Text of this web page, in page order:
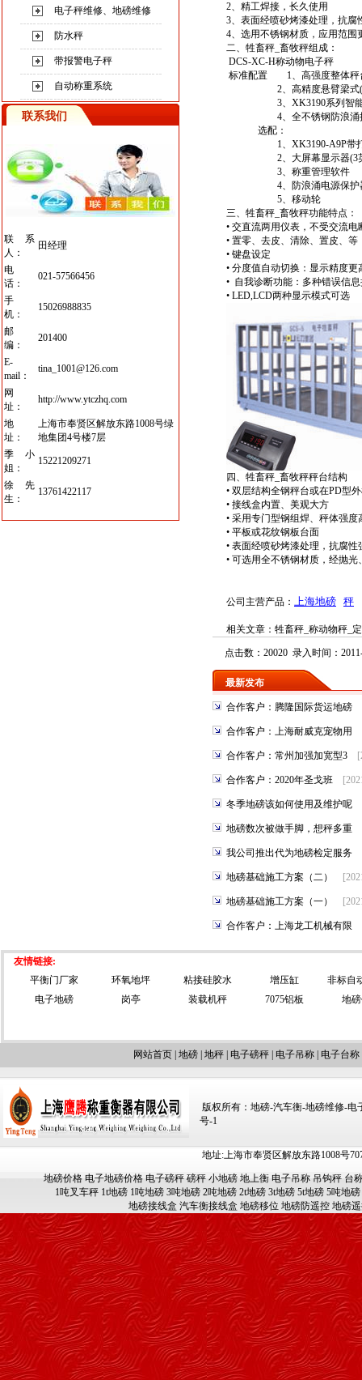
电子秤维修、地磅维修
防水秤
带报警电子秤
自动称重系统
联系我们
联系
人：
田经理
电
话：
021-57566456
手
机：
15026988835
邮
编：
201400
E-
mail：
tina_1001@126.com
网
址：
http://www.ytczhq.com
地
址：
上海市奉贤区解放东路1008号绿
地集团4号楼7层
季小
姐：
15221209271
徐先
生：
13761422117
2、精工焊接，长久使用
3、表面经喷砂烤漆处理，抗腐
4、选用不锈钢材质，应用范围
二、 牲畜秤_畜牧秤组成：
DCS-XC-H称动物电子秤
标准配置 1、高强度整体秤
2、高精度悬臂梁式(压
3、XK3190系列智能
4、全不锈钢防浪涌
选配：
1、XK3190-A9P带打
2、大屏幕显示器(3英
3、称重管理软件
4、防浪涌电源保护器
5、移动轮
三、 牲畜秤_畜牧秤功能特点：
• 交直流两用仪表，不受交流电
• 置零、去皮、清除、置皮、等
• 键盘设定
• 分度值自动切换：显示精度更
• 自我诊断功能：多种错误信
• LED,LCD两种显示模式可选
四、 牲畜秤_畜牧秤秤台结构
• 双层结构全钢秤台或在PD型
• 接线盒内置、美观大方
• 采用专门型钢组焊、秤体强
• 平板或花纹钢板台面
• 表面经喷砂烤漆处理，抗腐性
• 可选用全不锈钢材质， 经抛光
公司主营产品： 上海地磅 秤
相关文章： 牲畜秤_称动物秤_
点击数：20020 录入时间：
最新发布
合作客户：腾隆国际货运地磅
合作客户：上海耐威克宠物用
合作客户：常州加强加宽型3
合作客户：2020年圣戈班
冬季地磅该如何使用及维护呢
地磅数次被做手脚，想秤多重
我公司推出代为地磅检定服务
地磅基础施工方案（二）
地磅基础施工方案（一）
合作客户：上海龙工机械有限
友情链接:
平衡门厂家
环氧地坪 粘接硅胶水 增压缸
非标自
电子地磅
岗亭 装载机秤 7075铝板 地
网站首页 地磅 地秤 电子磅秤 电子吊称 电子台称
版权所有：地磅-汽车衡-地磅维修-电
号-1
地址:上海市奉贤区解放东路1008号
地磅价格 电子地磅价格 电子磅秤 磅秤 小地磅 地上衡 电子吊称 吊钩秤 台
1吨叉车秤 1t地磅 1吨地磅 3吨地磅 2吨地磅 2t地磅 3t地磅 5t地磅 5吨地磅
地磅接线盒 汽车衡接线盒 地磅移位 地磅防遥控 地磅